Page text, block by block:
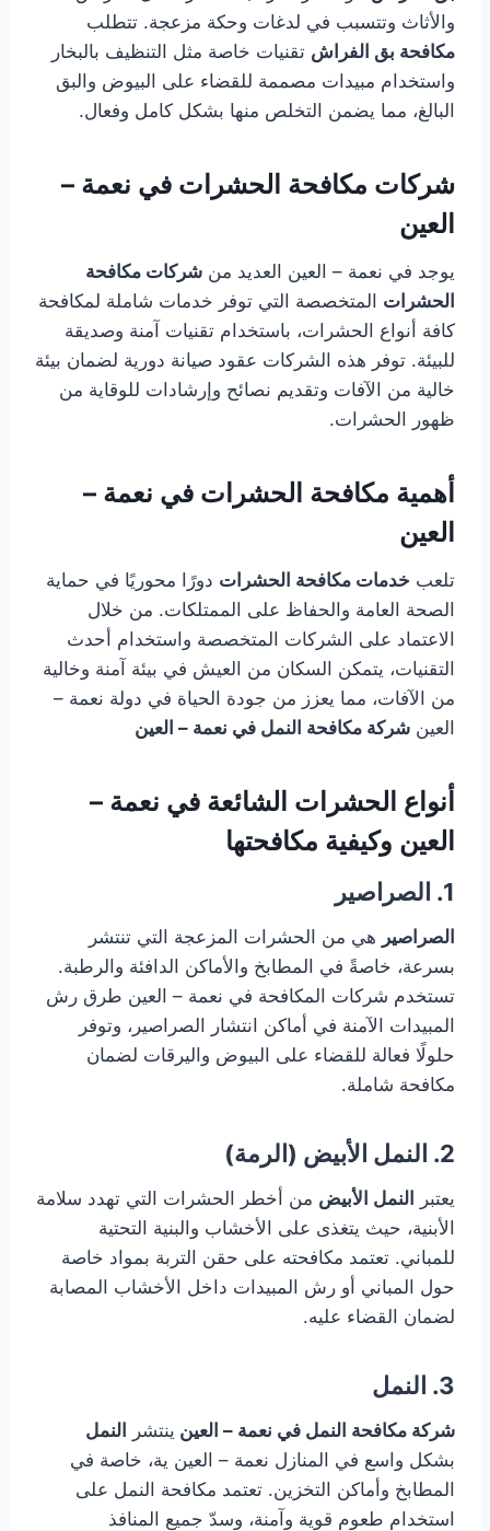
والأثاث وتتسبب في لدغات وحكة مزعجة. تتطلب
مكافحة بق الفراش تقنيات خاصة مثل التنظيف بالبخار
واستخدام مبيدات مصممة للقضاء على البيوض والبق
البالغ، مما يضمن التخلص منها بشكل كامل وفعال.
شركات مكافحة الحشرات في نعمة –
العين
يوجد في نعمة – العين العديد من شركات مكافحة
الحشرات المتخصصة التي توفر خدمات شاملة لمكافحة
كافة أنواع الحشرات، باستخدام تقنيات آمنة وصديقة
للبيئة. توفر هذه الشركات عقود صيانة دورية لضمان بيئة
خالية من الآفات وتقديم نصائح وإرشادات للوقاية من
ظهور الحشرات.
أهمية مكافحة الحشرات في نعمة –
العين
تلعب خدمات مكافحة الحشرات دورًا محوريًا في حماية
الصحة العامة والحفاظ على الممتلكات. من خلال
الاعتماد على الشركات المتخصصة واستخدام أحدث
التقنيات، يتمكن السكان من العيش في بيئة آمنة وخالية
من الآفات، مما يعزز من جودة الحياة في دولة نعمة –
العين شركة مكافحة النمل في نعمة – العين
أنواع الحشرات الشائعة في نعمة –
العين وكيفية مكافحتها
1. الصراصير
الصراصير هي من الحشرات المزعجة التي تنتشر
بسرعة، خاصةً في المطابخ والأماكن الدافئة والرطبة.
تستخدم شركات المكافحة في نعمة – العين طرق رش
المبيدات الآمنة في أماكن انتشار الصراصير، وتوفر
حلولًا فعالة للقضاء على البيوض واليرقات لضمان
مكافحة شاملة.
2. النمل الأبيض (الرمة)
يعتبر النمل الأبيض من أخطر الحشرات التي تهدد سلامة
الأبنية، حيث يتغذى على الأخشاب والبنية التحتية
للمباني. تعتمد مكافحته على حقن التربة بمواد خاصة
حول المباني أو رش المبيدات داخل الأخشاب المصابة
لضمان القضاء عليه.
3. النمل
شركة مكافحة النمل في نعمة – العين ينتشر النمل
بشكل واسع في المنازل نعمة – العين ية، خاصة في
المطابخ وأماكن التخزين. تعتمد مكافحة النمل على
استخدام طعوم قوية وآمنة، وسدّ جميع المنافذ